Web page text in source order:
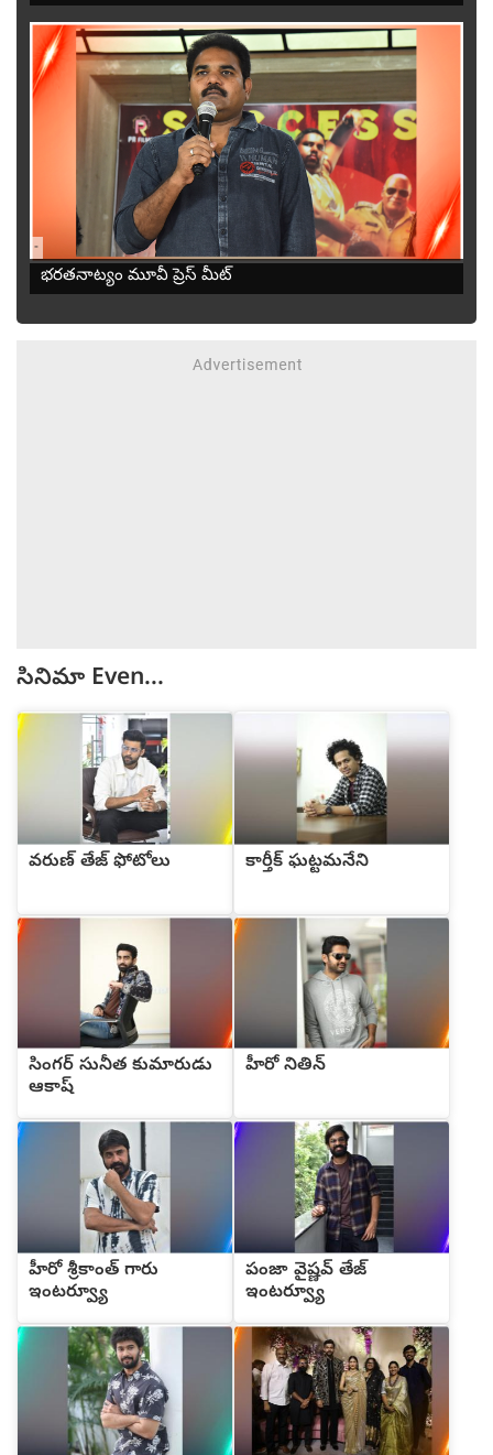
-
భరతనాట్యం మూవీ ప్రెస్ మీట్
సినిమా Even...
వరుణ్ తేజ్ ఫోటోలు కార్తీక్ ఘట్టమనేని
సింగర్ సునీత కుమారుడు
ఆకాష్
హీరో నితిన్
హీరో శ్రీకాంత్ గారు
ఇంటర్వ్యూ
పంజా వైష్ణవ్ తేజ్
ఇంటర్వ్యూ